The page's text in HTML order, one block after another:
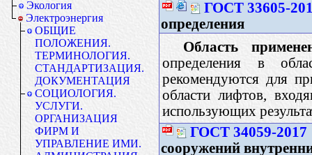
Экология
Электроэнергия
ОБЩИЕ
ПОЛОЖЕНИЯ.
ТЕРМИНОЛОГИЯ.
СТАНДАРТИЗАЦИЯ.
ДОКУМЕНТАЦИЯ
СОЦИОЛОГИЯ.
УСЛУГИ.
ОРГАНИЗАЦИЯ
ФИРМ И
УПРАВЛЕНИЕ ИМИ.
ГОСТ 33605-
определения
Область
определения в
рекомендуются для
области лифтов,
использующих
ГОСТ 34059-2017
сооружений